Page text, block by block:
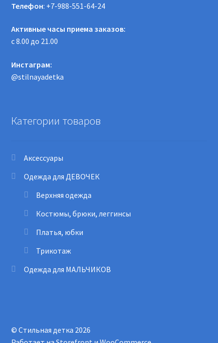
Телефон: +7-988-551-64-24
Активные часы приема заказов:
с 8.00 до 21.00
Инстаграм:
@stilnayadetka
Категории товаров
Аксессуары
Одежда для ДЕВОЧЕК
Верхняя одежда
Костюмы, брюки, леггинсы
Платья, юбки
Трикотаж
Одежда для МАЛЬЧИКОВ
© Стильная детка 2026